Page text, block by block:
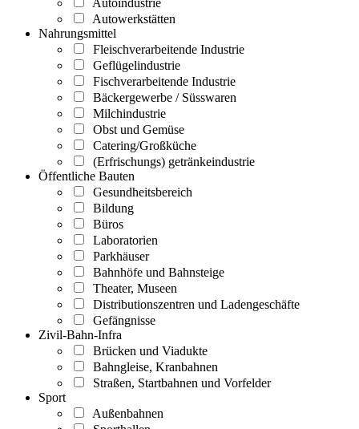
Autowerkstätten
Nahrungsmittel
Fleischverarbeitende Industrie
Geflügelindustrie
Fischverarbeitende Industrie
Bäckergewerbe / Süsswaren
Milchindustrie
Obst und Gemüse
Catering/Großküche
(Erfrischungs) getränkeindustrie
Öffentliche Bauten
Gesundheitsbereich
Bildung
Büros
Laboratorien
Parkhäuser
Bahnhöfe und Bahnsteige
Theater, Museen
Distributionszentren und Ladengeschäfte
Gefängnisse
Zivil-Bahn-Infra
Brücken und Viadukte
Bahngleise, Kranbahnen
Straßen, Startbahnen und Vorfelder
Sport
Außenbahnen